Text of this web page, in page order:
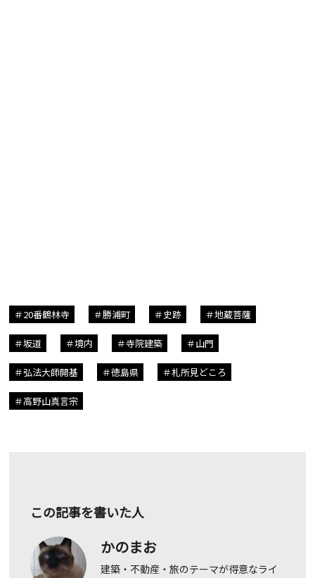
20番鶴林寺 勝浦町 史跡 地蔵菩薩
坂道 境内 寺院建築 山門
弘法大師開基 徳島県 札所見どころ
高野山真言宗
この記事を書いた人
かのまお
建築・不動産・旅のテーマが得意なライ